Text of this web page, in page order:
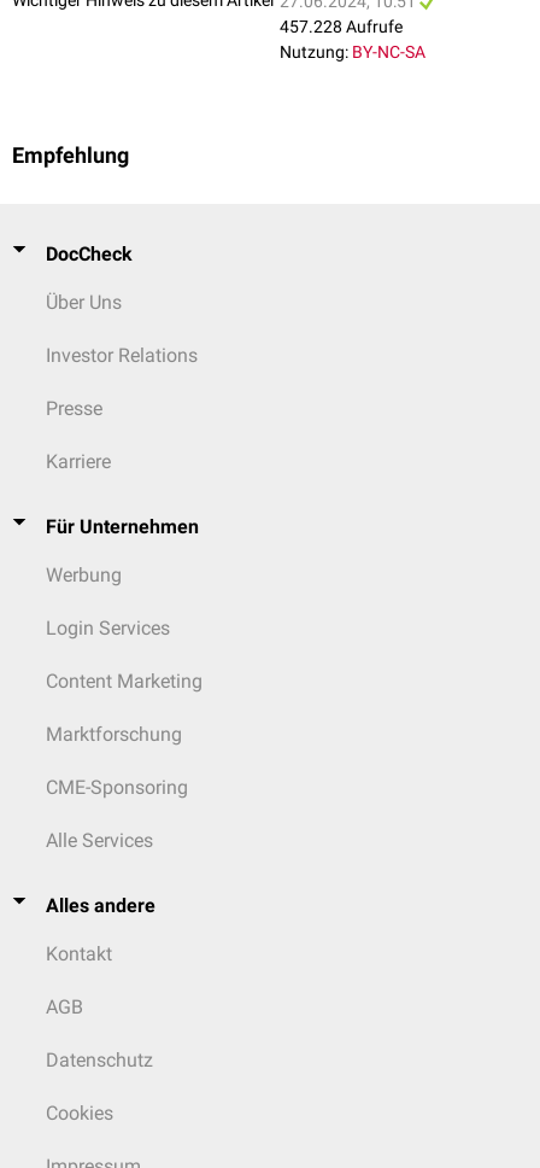
457.228 Aufrufe
Nutzung: BY-NC-SA
Empfehlung
DocCheck
Über Uns
Investor Relations
Presse
Karriere
Für Unternehmen
Werbung
Login Services
Content Marketing
Marktforschung
CME-Sponsoring
Alle Services
Alles andere
Kontakt
AGB
Datenschutz
Cookies